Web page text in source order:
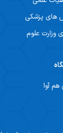
های پزشکی
وزارت علوم
آوا